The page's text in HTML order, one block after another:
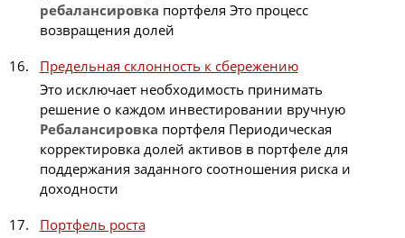
ребалансировка портфеля Это процесс
возвращения долей
Предельная склонность к сбережению
Это исключает необходимость принимать
решение о каждом инвестировании вручную
Ребалансировка портфеля Периодическая
корректировка долей активов в портфеле для
поддержания заданного соотношения риска и
доходности
Портфель роста